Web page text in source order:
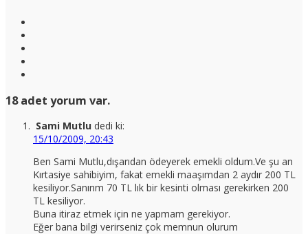
18 adet yorum var.
Sami Mutlu dedi ki:
15/10/2009, 20:43
Ben Sami Mutlu,dışarıdan ödeyerek emekli oldum.Ve şu an
Kırtasiye sahibiyim, fakat emekli maaşımdan 2 aydır 200 TL
kesiliyor.Sanırım 70 TL lık bir kesinti olması gerekirken 200
TL kesiliyor.
Buna itiraz etmek için ne yapmam gerekiyor.
Eğer bana bilgi verirseniz çok memnun olurum